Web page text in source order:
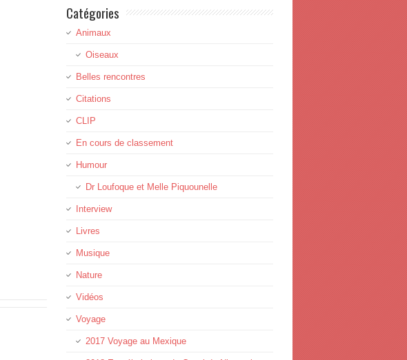
Catégories
Animaux
Oiseaux
Belles rencontres
Citations
CLIP
En cours de classement
Humour
Dr Loufoque et Melle Piquounelle
Interview
Livres
Musique
Nature
Vidéos
Voyage
2017 Voyage au Mexique